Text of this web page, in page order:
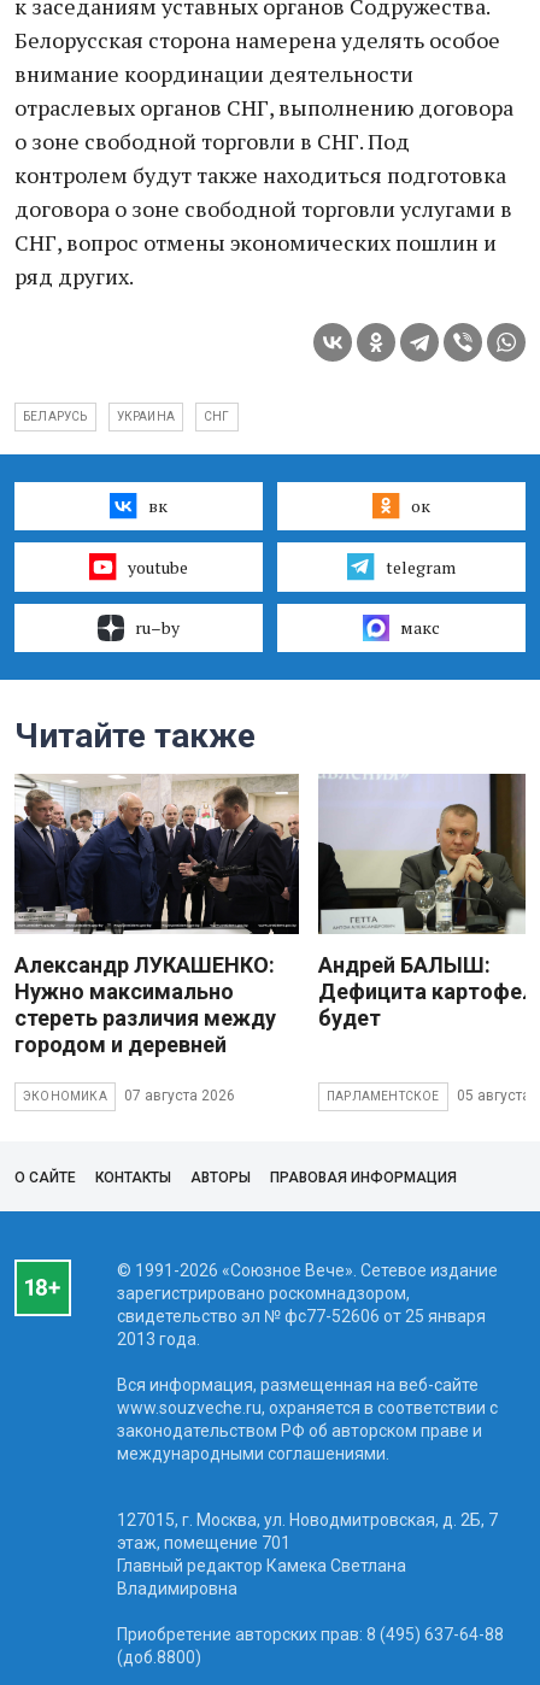
к заседаниям уставных органов Содружества.
Белорусская сторона намерена уделять особое
внимание координации деятельности
отраслевых органов СНГ, выполнению договора
о зоне свободной торговли в СНГ. Под
контролем будут также находиться подготовка
договора о зоне свободной торговли услугами в
СНГ, вопрос отмены экономических пошлин и
ряд других.
БЕЛАРУСЬ УКРАИНА СНГ
вк ок
youtube telegram
ru–by макс
Читайте также
Александр ЛУКАШЕНКО:
Нужно максимально
стереть различия между
городом и деревней
ЭКОНОМИКА 07 августа 2026
Андрей БАЛЫШ:
Дефицита
будет
ПАРЛАМЕНТСКОЕ 05 августа
О САЙТЕ КОНТАКТЫ АВТОРЫ ПРАВОВАЯ ИНФОРМАЦИЯ
© 1991-2026 «Союзное Вече». Сетевое издание
зарегистрировано роскомнадзором,
свидетельство эл № фc77-52606 от 25 января
2013 года.
Вся информация, размещенная на веб-сайте
www.souzveche.ru, охраняется в соответствии с
законодательством РФ об авторском праве и
международными соглашениями.
127015, г. Москва, ул. Новодмитровская, д. 2Б, 7
этаж, помещение 701
Главный редактор Камека Светлана
Владимировна
Приобретение авторских прав: 8 (495) 637-64-88
(доб.8800)